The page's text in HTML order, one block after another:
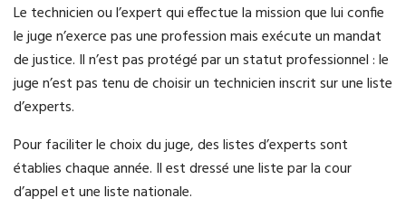
Le technicien ou l’expert qui effectue la mission que lui confie
le juge n’exerce pas une profession mais exécute un mandat
de justice. Il n’est pas protégé par un statut professionnel : le
juge n’est pas tenu de choisir un technicien inscrit sur une liste
d’experts.
Pour faciliter le choix du juge, des listes d’experts sont
établies chaque année. Il est dressé une liste par la cour
d’appel et une liste nationale.